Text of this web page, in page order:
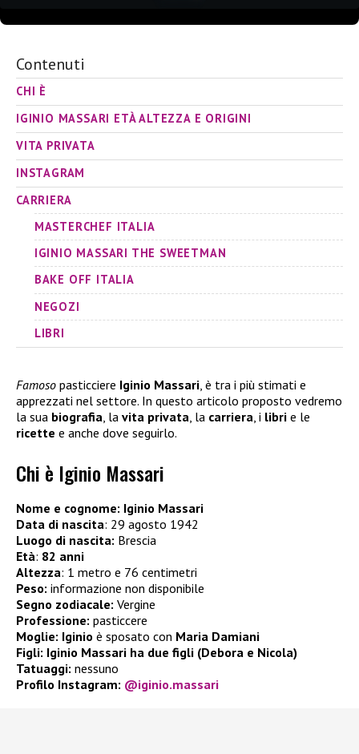
Contenuti
CHI È
IGINIO MASSARI ETÀ ALTEZZA E ORIGINI
VITA PRIVATA
INSTAGRAM
CARRIERA
MASTERCHEF ITALIA
IGINIO MASSARI THE SWEETMAN
BAKE OFF ITALIA
NEGOZI
LIBRI
Famoso pasticciere Iginio Massari , è tra i più stimati e
apprezzati nel settore. In questo articolo proposto vedremo
la sua biografia , la vita privata , la carriera , i libri e le
ricette e anche dove seguirlo.
Chi è Iginio Massari
Nome e cognome: Iginio Massari
Data di nascita: 29 agosto 1942
Luogo di nascita: Brescia
Età: 82 anni
Altezza: 1 metro e 76 centimetri
Peso: informazione non disponibile
Segno zodiacale: Vergine
Professione: pasticcere
Moglie: Iginio è sposato con Maria Damiani
Figli: Iginio Massari ha due figli (Debora e Nicola)
Tatuaggi: nessuno
Profilo Instagram: @iginio.massari